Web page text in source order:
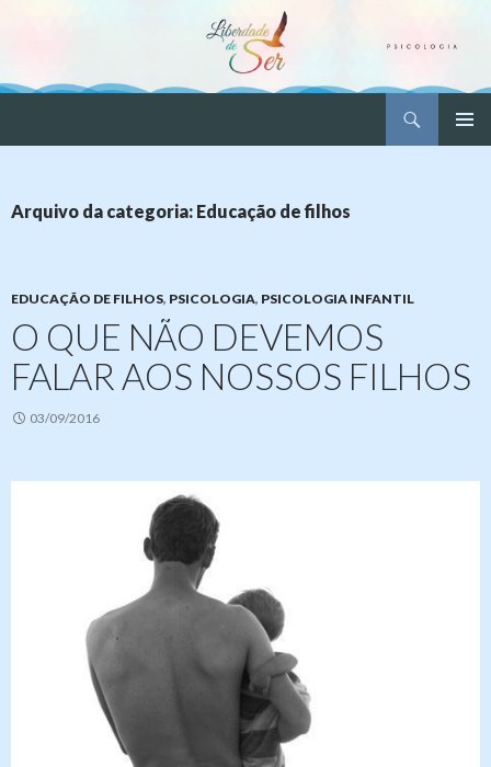
CONTEÚDO
Arquivo da categoria: Educação de filhos
EDUCAÇÃO DE FILHOS, PSICOLOGIA, PSICOLOGIA INFANTIL
O QUE NÃO DEVEMOS
FALAR AOS NOSSOS FILHOS
03/09/2016